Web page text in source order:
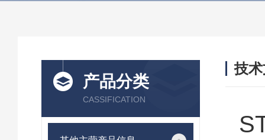
产品分类
CASSIFICATION
技